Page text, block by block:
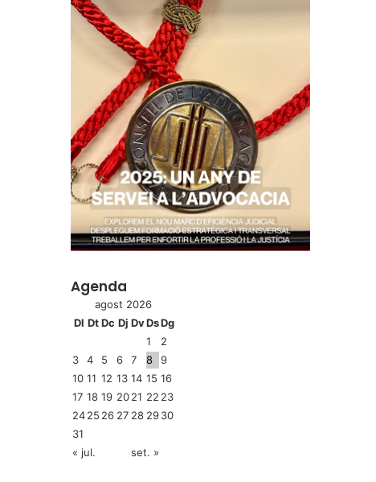
Agenda
agost 2026
Dl Dt Dc Dj DvDsDg
1
2
3
4 5 6 7 8
9
10 11 12 13 14 15 16
17 18 19 2021 22 23
2425 26 27 28 2930
31
« jul.
set. »